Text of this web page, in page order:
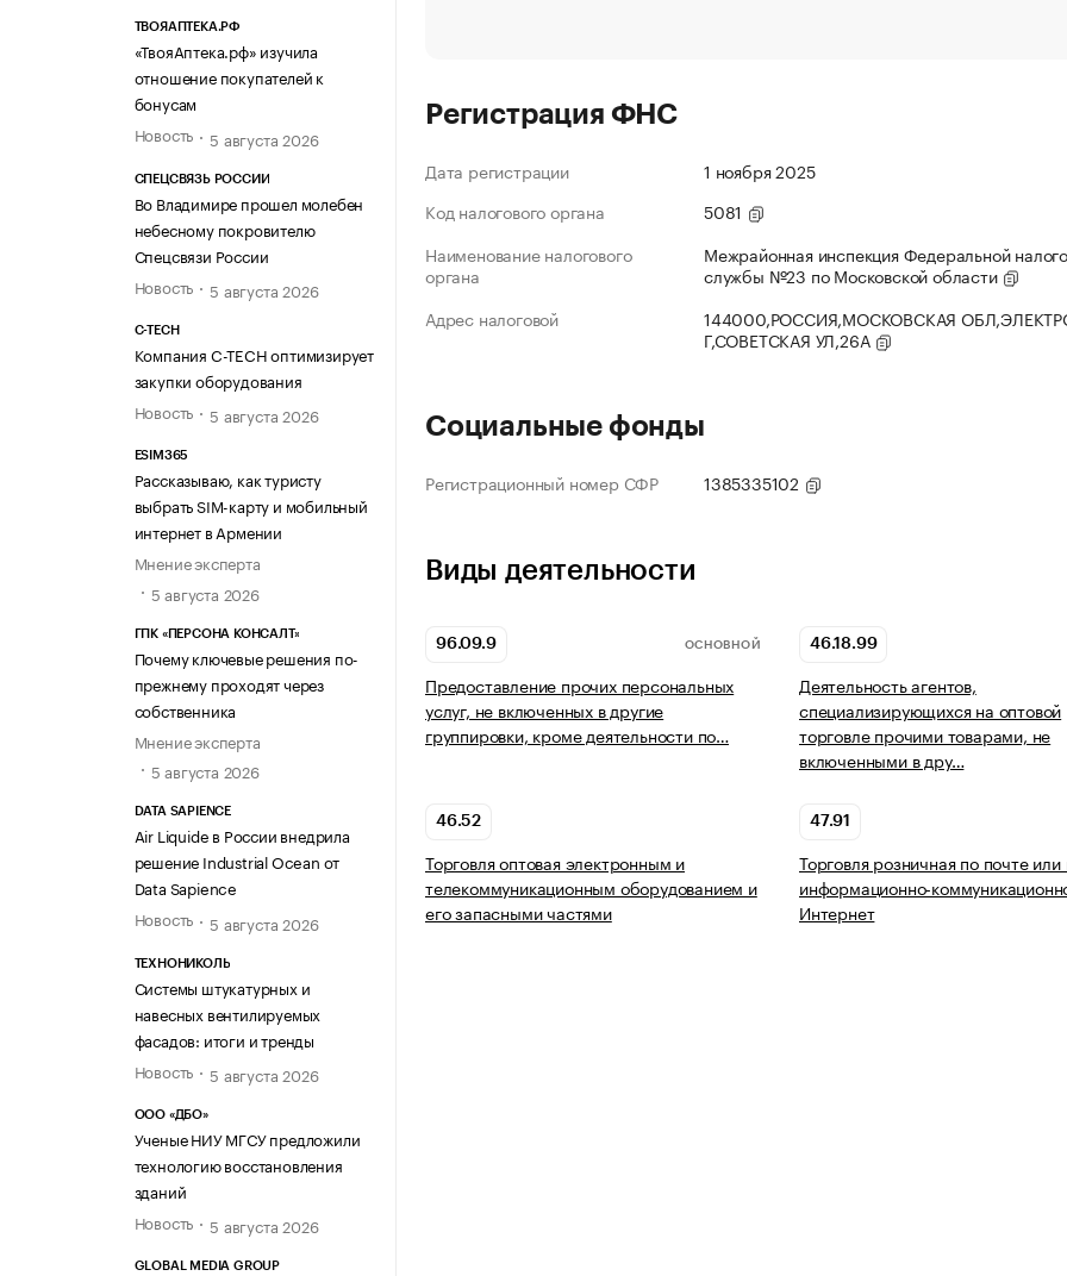
ТВОЯАПТЕКА.РФ
«ТвояАптека.рф» изучила
отношение покупателей к
бонусам
Новость
5 августа 2026
СПЕЦСВЯЗЬ РОССИИ
Во Владимире прошел молебен
небесному покровителю
Спецсвязи России
Новость
5 августа 2026
C-TECH
Компания C-TECH оптимизирует
закупки оборудования
Новость
5 августа 2026
ESIM365
Рассказываю, как туристу
выбрать SIM-карту и мобильный
интернет в Армении
Мнение эксперта
5 августа 2026
ГПК «ПЕРСОНА КОНСАЛТ»
Почему ключевые решения по-
прежнему проходят через
собственника
Мнение эксперта
5 августа 2026
DATA SAPIENCE
Air Liquide в России внедрила
решение Industrial Ocean от
Data Sapience
Новость
5 августа 2026
ТЕХНОНИКОЛЬ
Системы штукатурных и
навесных вентилируемых
фасадов: итоги и тренды
Новость
5 августа 2026
ООО «ДБО»
Ученые НИУ МГСУ предложили
технологию восстановления
зданий
Новость
5 августа 2026
GLOBAL MEDIA GROUP
Регистрация ФНС
Дата регистрации
1 ноября 2025
Код налогового органа
5081
Наименование налогового
органа
Межрайонная инспекция Федеральной
службы №23 по Московской области
Адрес налоговой
144000,РОССИЯ,МОСКОВСКАЯ
Г,СОВЕТСКАЯ УЛ,26А
Социальные фонды
Регистрационный номер СФР 1385335102
Виды деятельности
96.09.9 ОСНОВНОЙ
Предоставление прочих персональных
услуг, не включенных в другие
группировки, кроме деятельности по…
46.18.99
Деятельность агентов,
специализирующихся на оптовой
торговле прочими товарами, не
включенными в дру…
46.52
Торговля оптовая электронным и
телекоммуникационным оборудованием и
его запасными частями
47.91
Торговля розничная по почте или
информационно-
Интернет